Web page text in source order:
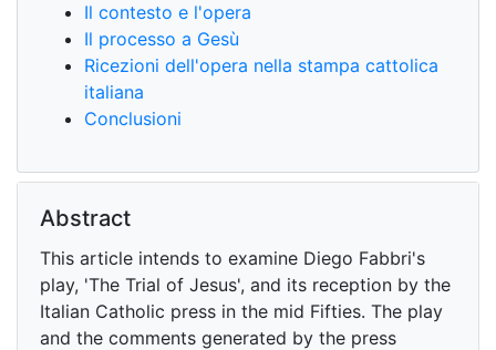
Il contesto e l'opera
Il processo a Gesù
Ricezioni dell'opera nella stampa cattolica
italiana
Conclusioni
Abstract
This article intends to examine Diego Fabbri's
play, 'The Trial of Jesus', and its reception by the
Italian Catholic press in the mid Fifties. The play
and the comments generated by the press